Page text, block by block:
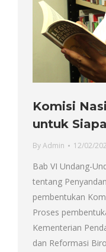
Komisi
untuk
ByAdmin 12/02/
Bab VI Undang-
tentang
pembentukan
Proses
Kementerian
dan Reformasi